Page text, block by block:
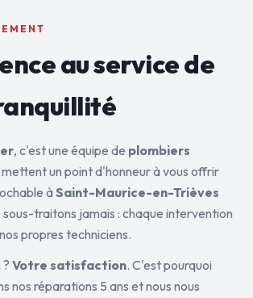
au service de
, c'est une équipe de plombiers
mettent un point d'honneur à vous offrir
àSaint-Maurice-en-Trièves
sous-traitons jamais : chaque intervention
propres techniciens.
Votre satisfaction. C'est pourquoi
nos réparations 5 ans et nous nous